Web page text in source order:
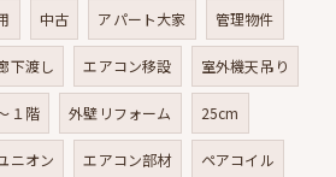
中古 アパート大家 管理物件
下渡し エアコン移設 室外機天吊り
１階 外壁リフォーム 25cm
ニオン エアコン部材 ペアコイル